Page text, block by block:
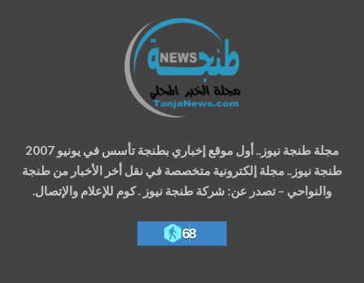
مجلة طنجة نيوز.. أول موقع إخباري بطنجة تأسس في يونيو 2007
طنجة نيوز.. مجلة إلكترونية متخصصة في نقل أخر الأخبار من طنجة
والنواحي – تصدر عن: شركة طنجة نيوز . كوم للإعلام والإتصال.
68